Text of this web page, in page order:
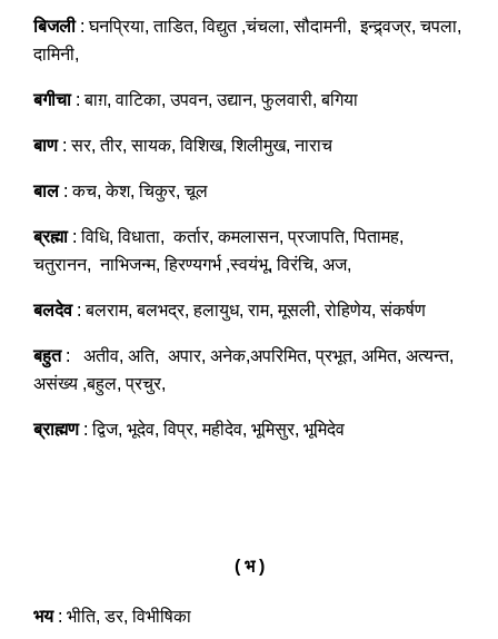
बिजली: घनप्रिया, ताडित, विद्युत ,चंचला, सौदामनी, इन्द्र्वज्र, चपला,
दामिनी,
बगीचा: बाग़, वाटिका, उपवन, उद्यान, फुलवारी, बगिया
बाण: सर, तीर, सायक, विशिख, शिलीमुख, नाराच
बाल: कच, केश, चिकुर, चूल
ब्रह्मा: विधि, विधाता, कर्तार, कमलासन, प्रजापति, पितामह,
चतुरानन, नाभिजन्म, हिरण्यगर्भ ,स्वयंभू, विरंचि, अज,
बलदेव: बलराम, बलभद्र, हलायुध, राम, मूसली, रोहिणेय, संकर्षण
बहुत: अतीव, अति, अपार, अनेक,अपरिमित, प्रभूत, अमित, अत्यन्त,
असंख्य ,बहुल, प्रचुर,
ब्राह्मण: द्विज, भूदेव, विप्र, महीदेव, भूमिसुर, भूमिदेव
( भ )
भय: भीति, डर, विभीषिका